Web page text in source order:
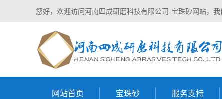
您好，欢迎访问河南四成研磨科技有限公司-宝珠砂网站，我
网站首页 宝珠砂 服务支持